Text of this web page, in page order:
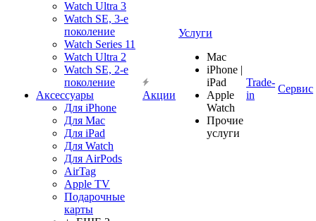
Watch Ultra 3
Watch SE, 3-е
поколение
Watch Series 11
Watch Ultra 2
Watch SE, 2-е
поколение
Аксессуары
Для iPhone
Для Mac
Для iPad
Для Watch
Для AirPods
AirTag
Apple TV
Подарочные
карты
Акции
Услуги
Mac
iPhone |
iPad
Apple
Watch
Прочие
услуги
Trade-
in
Сервис